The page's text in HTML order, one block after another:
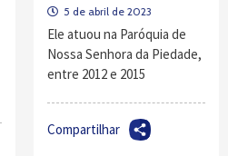
5 de abril de 2023
Ele atuou na Paróquia de
Nossa Senhora da Piedade,
entre 2012 e 2015
Compartilhar